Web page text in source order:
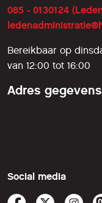
085 - 0130124
Bereikbaar op
van 12:00 tot 16:00
Adres gegevens
Social media